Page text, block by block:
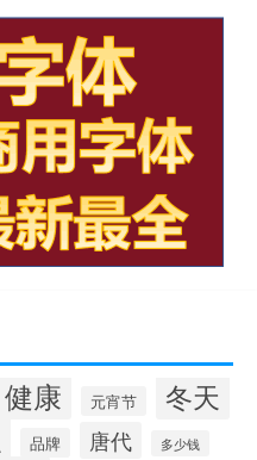
健康 元宵节 冬天
品牌 唐代 多少钱